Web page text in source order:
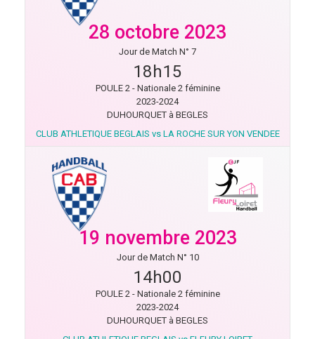
28 octobre 2023
Jour de Match N° 7
18h15
POULE 2 - Nationale 2 féminine
2023-2024
DUHOURQUET à BEGLES
CLUB ATHLETIQUE BEGLAIS vs LA ROCHE SUR YON VENDEE
19 novembre 2023
Jour de Match N° 10
14h00
POULE 2 - Nationale 2 féminine
2023-2024
DUHOURQUET à BEGLES